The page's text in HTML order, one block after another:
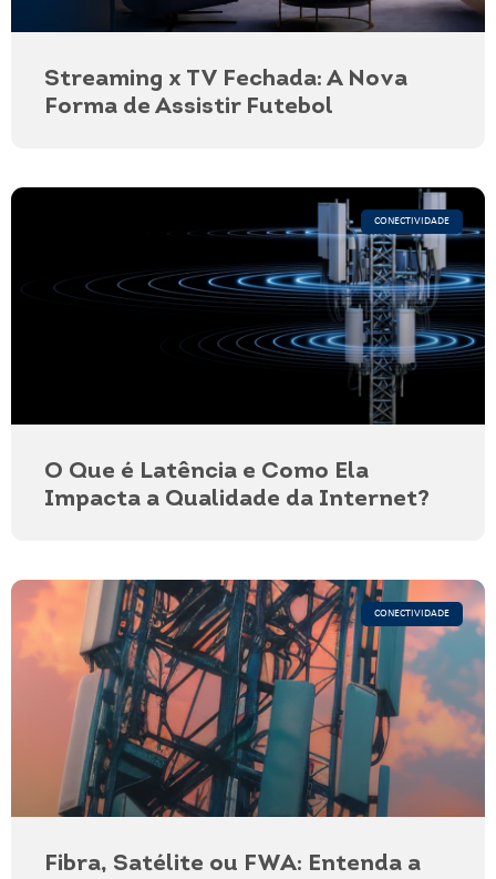
Streaming x TV Fechada: A Nova
Forma de Assistir Futebol
CONECTIVIDADE
O Que é Latência e Como Ela
Impacta a Qualidade da Internet?
CONECTIVIDADE
Fibra, Satélite ou FWA: Entenda a